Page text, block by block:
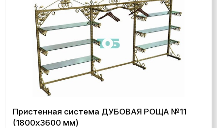
Пристенная система ДУБОВАЯ РОЩА №11
(1800х3600 мм)